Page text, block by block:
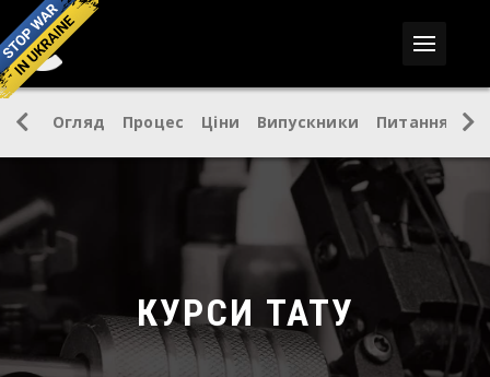
Огляд Процес Ціни Випускники Питання
КУРСИ ТАТУ